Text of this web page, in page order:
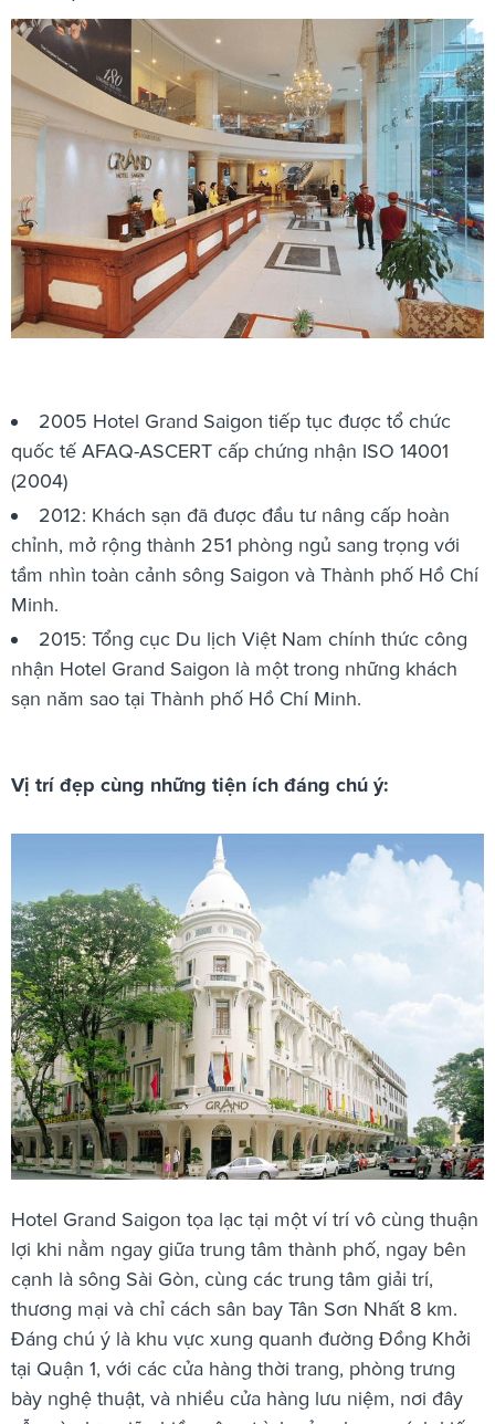
2005 Hotel Grand Saigon tiếp tục được tổ chức
quốc tế AFAQ-ASCERT cấp chứng nhận ISO 14001
(2004)
2012: Khách sạn đã được đầu tư nâng cấp hoàn
chỉnh, mở rộng thành 251 phòng ngủ sang trọng với
tầm nhìn toàn cảnh sông Saigon và Thành phố Hồ Chí
Minh.
2015: Tổng cục Du lịch Việt Nam chính thức công
nhận Hotel Grand Saigon là một trong những khách
sạn năm sao tại Thành phố Hồ Chí Minh.
Vị trí đẹp cùng những tiện ích đáng chú ý:
Hotel Grand Saigon tọa lạc tại một ví trí vô cùng thuận
lợi khi nằm ngay giữa trung tâm thành phố, ngay bên
cạnh là sông Sài Gòn, cùng các trung tâm giải trí,
thương mại và chỉ cách sân bay Tân Sơn Nhất 8 km.
Đáng chú ý là khu vực xung quanh đường Đồng Khởi
tại Quận 1, với các cửa hàng thời trang, phòng trưng
bày nghệ thuật, và nhiều cửa hàng lưu niệm, nơi đây